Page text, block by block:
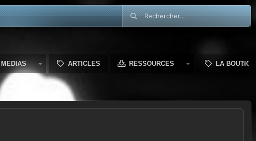
MEDIAS ARTICLES RESSOURCES LA